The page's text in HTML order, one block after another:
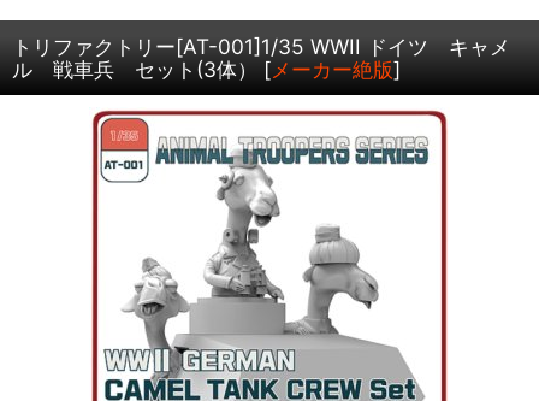
トリファクトリー[AT-001]1/35 WWII ドイツ キャメ
ル 戦車兵 セット(3体）
[メーカー絶版]